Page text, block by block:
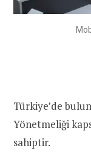
Türkiye’de
Yönetmeliği
sahiptir.